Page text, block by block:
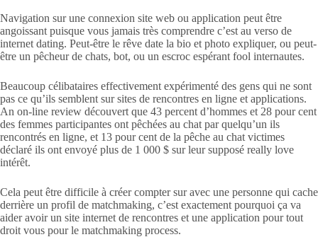
Navigation sur une connexion site web ou application peut être
angoissant puisque vous jamais très comprendre c’est au verso de
internet dating. Peut-être le rêve date la bio et photo expliquer, ou peut-
être un pêcheur de chats, bot, ou un escroc espérant fool internautes.
Beaucoup célibataires effectivement expérimenté des gens qui ne sont
pas ce qu’ils semblent sur sites de rencontres en ligne et applications.
An on-line review découvert que 43 percent d’hommes et 28 pour cent
des femmes participantes ont pêchées au chat par quelqu’un ils
rencontrés en ligne, et 13 pour cent de la pêche au chat victimes
déclaré ils ont envoyé plus de 1 000 $ sur leur supposé really love
intérêt.
Cela peut être difficile à créer compter sur avec une personne qui cache
derrière un profil de matchmaking, c’est exactement pourquoi ça va
aider avoir un site internet de rencontres et une application pour tout
droit vous pour le matchmaking process.